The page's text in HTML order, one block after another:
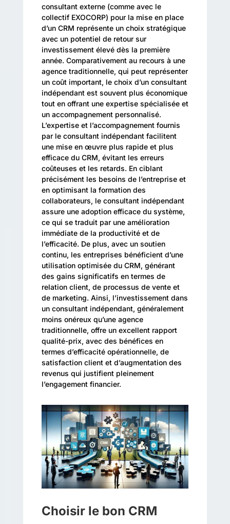
consultant externe (comme avec le
collectif EXOCORP) pour la mise en place
d’un CRM représente un choix stratégique
avec un potentiel de retour sur
investissement élevé dès la première
année. Comparativement au recours à une
agence traditionnelle, qui peut représenter
un coût important, le choix d’un consultant
indépendant est souvent plus économique
tout en offrant une expertise spécialisée et
un accompagnement personnalisé.
L’expertise et l’accompagnement fournis
par le consultant indépendant facilitent
une mise en œuvre plus rapide et plus
efficace du CRM, évitant les erreurs
coûteuses et les retards. En ciblant
précisément les besoins de l’entreprise et
en optimisant la formation des
collaborateurs, le consultant indépendant
assure une adoption efficace du système,
ce qui se traduit par une amélioration
immédiate de la productivité et de
l’efficacité. De plus, avec un soutien
continu, les entreprises bénéficient d’une
utilisation optimisée du CRM, générant
des gains significatifs en termes de
relation client, de processus de vente et
de marketing. Ainsi, l’investissement dans
un consultant indépendant, généralement
moins onéreux qu’une agence
traditionnelle, offre un excellent rapport
qualité-prix, avec des bénéfices en
termes d’efficacité opérationnelle, de
satisfaction client et d’augmentation des
revenus qui justifient pleinement
l’engagement financier.
Choisir le bon CRM